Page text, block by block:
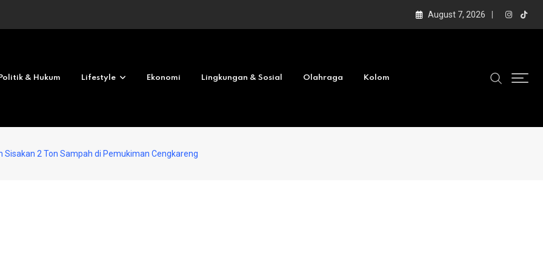
No deposit 2026 August 7, 2026
Politik & Hukum Lifestyle Ekonomi Lingkungan & Sosial Olahraga Kolom
Sisakan 2 Ton Sampah di Pemukiman Cengkareng